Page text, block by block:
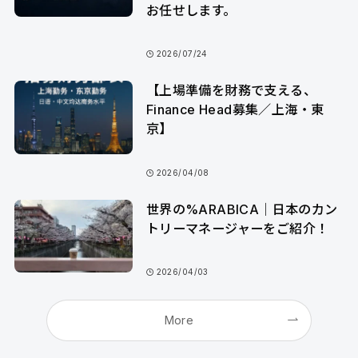
お任せします。
2026/07/24
【上場準備を財務で支える、
Finance Head募集／上海・東
京】
2026/04/08
世界の%ARABICA｜日本のカン
トリーマネージャーをご紹介！
2026/04/03
More